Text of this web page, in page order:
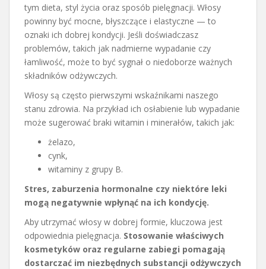
tym dieta, styl życia oraz sposób pielęgnacji. Włosy
powinny być mocne, błyszczące i elastyczne — to
oznaki ich dobrej kondycji. Jeśli doświadczasz
problemów, takich jak nadmierne wypadanie czy
łamliwość, może to być sygnał o niedoborze ważnych
składników odżywczych.
Włosy są często pierwszymi wskaźnikami naszego
stanu zdrowia. Na przykład ich osłabienie lub wypadanie
może sugerować braki witamin i minerałów, takich jak:
żelazo,
cynk,
witaminy z grupy B.
Stres, zaburzenia hormonalne czy niektóre leki
mogą negatywnie wpłynąć na ich kondycję.
Aby utrzymać włosy w dobrej formie, kluczowa jest
odpowiednia pielęgnacja. Stosowanie właściwych
kosmetyków oraz regularne zabiegi pomagają
dostarczać im niezbędnych substancji odżywczych